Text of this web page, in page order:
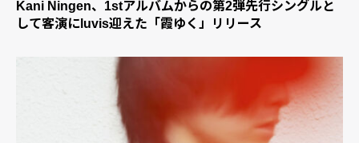
Kani Ningen、1stアルバムからの第2弾先行シングルと
して客演にluvis迎えた「霞ゆく」リリース